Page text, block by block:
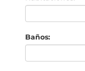
Baños: